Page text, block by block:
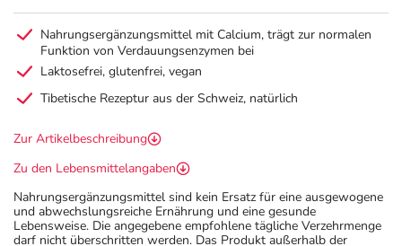
Nahrungsergänzungsmittel mit Calcium, trägt zur normalen
Funktion von Verdauungsenzymen bei
Laktosefrei, glutenfrei, vegan
Tibetische Rezeptur aus der Schweiz, natürlich
Zur Artikelbeschreibung
Zu den Lebensmittelangaben
Nahrungsergänzungsmittel sind kein Ersatz für eine ausgewogene
und abwechslungsreiche Ernährung und eine gesunde
Lebensweise. Die angegebene empfohlene tägliche Verzehrmenge
darf nicht überschritten werden. Das Produkt außerhalb der